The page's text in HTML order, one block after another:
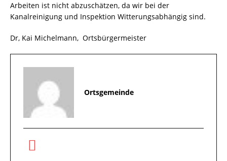
Arbeiten ist nicht abzuschätzen, da wir bei der
Kanalreinigung und Inspektion Witterungsabhängig sind.
Dr, Kai Michelmann, Ortsbürgermeister
Ortsgemeinde